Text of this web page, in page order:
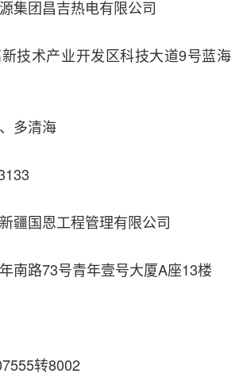
集团昌吉热电有限公司
技术产业开发区科技大道9号蓝海
多清海
疆国恩工程管理有限公司
南路73号青年壹号大厦A座13楼
转8002